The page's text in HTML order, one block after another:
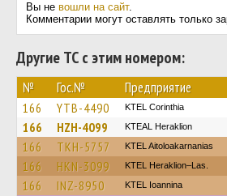
Вы не вошли на сайт.
Комментарии могут оставлять только
Другие ТС с этим номером:
№ Гос.№ Предприятие
166 YTB-4490 KTEL Corinthia
166 HZH-4099 KTEAL Heraklion
166 TKH-5757 KTEL Aitoloakarnanias
166 HKN-3099 KTEL Heraklion–Las.
166 INZ-8950 KTEL Ioannina